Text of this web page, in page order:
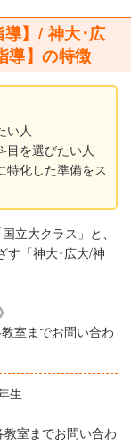
】/ 神大･広
導】の特徴
い人
目を選びたい人
特化した準備をス
立大クラス」と、
す「神大･広大/神
室までお問い合わ
生
室までお問い合わ